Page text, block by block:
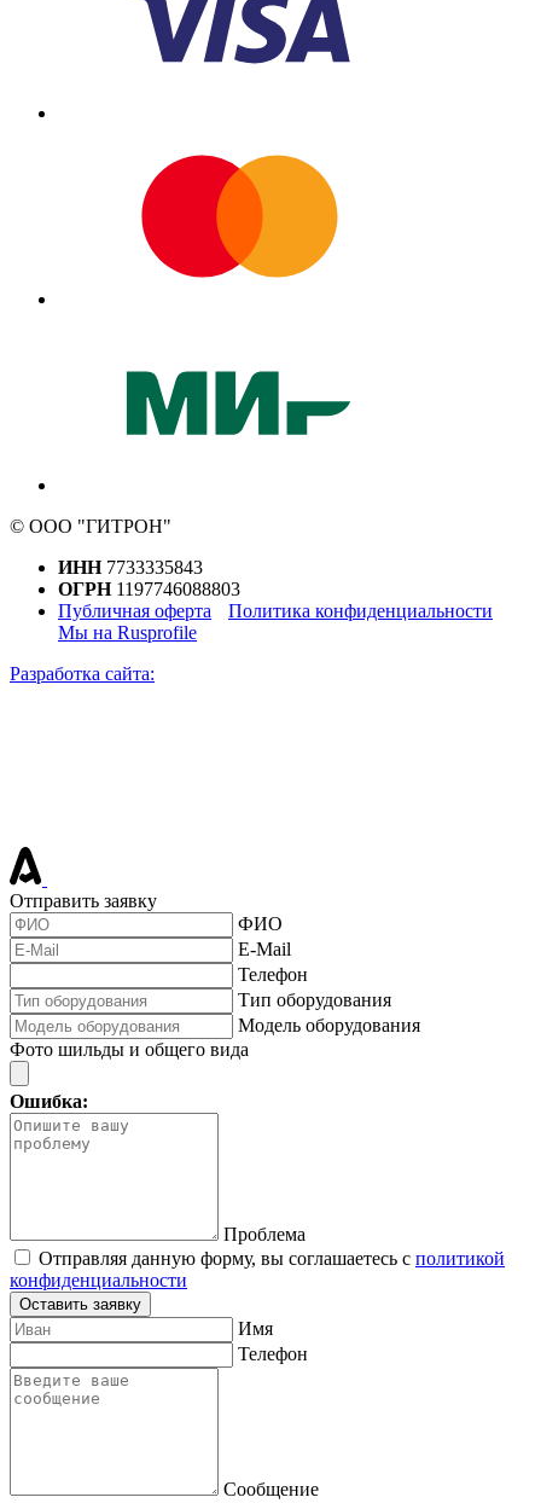
© ООО "ГИТРОН"
ИНН7733335843
ОГРН1197746088803
Публичная оферта
Политика конфиденциальности
Мы на Rusprofile
Разработка сайта:
Отправить заявку
ФИО
E-Mail
Телефон
Тип оборудования
Модель оборудования
Фото шильды и общего вида
Ошибка:
Проблема
Отправляя данную форму, вы соглашаетесь с политикой
конфиденциальности
Оставить заявку
Имя
Телефон
Сообщение